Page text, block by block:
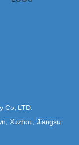
Co, LTD.
Xuzhou, Jiangsu.